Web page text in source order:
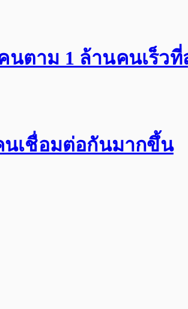
นตาม 1 ล้านคนเร็วที่
คนเชื่อมต่อกันมากขึ้น